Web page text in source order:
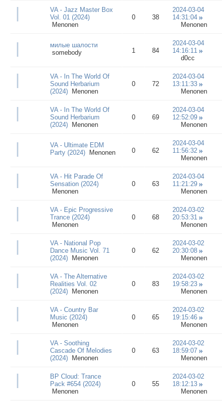
VA - Jazz Master Box
Vol. 01 (2024)
Menonen
0 38
2024-03-04
14:31:04
Menonen
милые шалости
somebody
1 84
2024-03-04
14:16:11
d0cc
VA - In The World Of
Sound Herbarium
(2024)
Menonen
0 72
2024-03-04
13:11:33
Menonen
VA - In The World Of
Sound Herbarium
(2024)
Menonen
0 69
2024-03-04
12:52:09
Menonen
VA - Ultimate EDM
Party (2024)
Menonen 0 62
2024-03-04
11:56:32
Menonen
VA - Hit Parade Of
Sensation (2024)
Menonen
0 63
2024-03-04
11:21:29
Menonen
VA - Epic Progressive
Trance (2024)
Menonen
0 68
2024-03-02
20:53:31
Menonen
VA - National Pop
Dance Music Vol. 71
(2024)
Menonen
0 62
2024-03-02
20:30:08
Menonen
VA - The Alternative
Realities Vol. 02
(2024)
Menonen
0 83
2024-03-02
19:58:23
Menonen
VA - Country Bar
Music (2024)
Menonen
0 65
2024-03-02
19:15:46
Menonen
VA - Soothing
Cascade Of Melodies
(2024)
Menonen
0 63
2024-03-02
18:59:07
Menonen
BP Cloud: Trance
Pack #654 (2024)
Menonen
0 55
2024-03-02
18:12:13
Menonen